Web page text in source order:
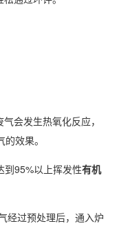
会发生热氧化反应，
效果。
到95%以上挥发性有机
经过预处理后，通入炉